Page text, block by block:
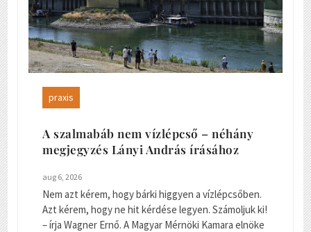
praxis
A szalmabáb nem vízlépcső – néhány
megjegyzés Lányi András írásához
aug 6, 2026
Nem azt kérem, hogy bárki higgyen a vízlépcsőben.
Azt kérem, hogy ne hit kérdése legyen. Számoljuk ki!
– írja Wagner Ernő. A Magyar Mérnöki Kamara elnöke